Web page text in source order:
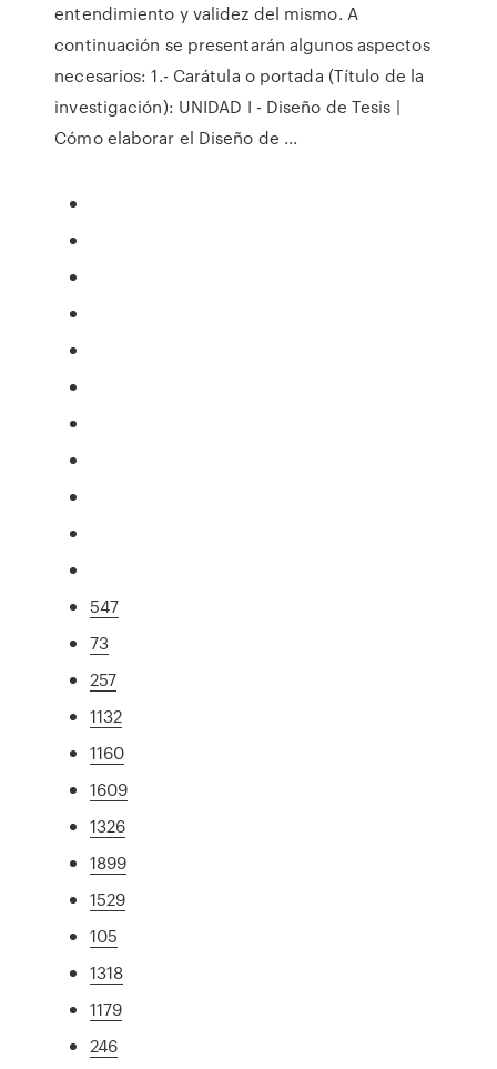
entendimiento y validez del mismo. A
continuación se presentarán algunos aspectos
necesarios: 1.- Carátula o portada (Título de la
investigación): UNIDAD I - Diseño de Tesis |
Cómo elaborar el Diseño de ...
547
73
257
1132
1160
1609
1326
1899
1529
105
1318
1179
246